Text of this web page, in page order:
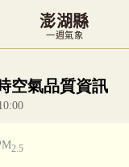
澎湖縣
一週氣象
工具為視覺預